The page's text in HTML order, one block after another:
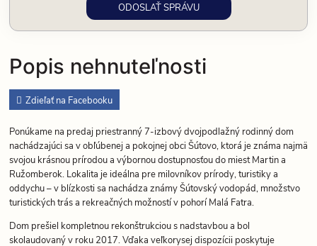
Popis nehnuteľnosti
Zdieľať na Facebooku
Ponúkame na predaj priestranný 7-izbový dvojpodlažný rodinný dom
nachádzajúci sa v obľúbenej a pokojnej obci Šútovo, ktorá je známa najmä
svojou krásnou prírodou a výbornou dostupnosťou do miest Martin a
Ružomberok. Lokalita je ideálna pre milovníkov prírody, turistiky a
oddychu – v blízkosti sa nachádza známy Šútovský vodopád, množstvo
turistických trás a rekreačných možností v pohorí Malá Fatra.
Dom prešiel kompletnou rekonštrukciou s nadstavbou a bol
skolaudovaný v roku 2017. Vďaka veľkorysej dispozícii poskytuje